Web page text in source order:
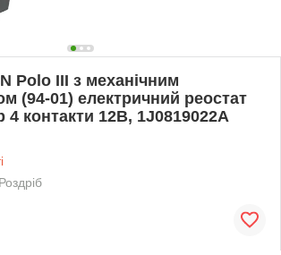
Polo III з механічним
(94-01) електричний реостат
4 контакти 12В, 1J0819022A
Роздріб